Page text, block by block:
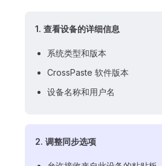
1. 查看设备的详细信息
系统类型和版本
CrossPaste 软件版本
设备名称和用户名
2. 调整同步选项